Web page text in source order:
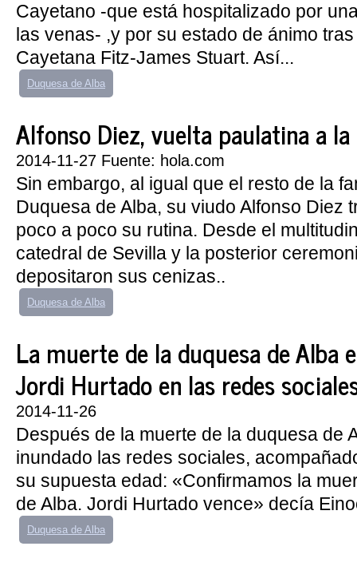
Cayetano -que está hospitalizado por
las venas- ,y por su estado de ánimo
Cayetana Fitz-James Stuart. Así...
Duquesa de Alba
Alfonso Diez, vuelta paulatina a
2014-11-27 Fuente: hola.com
Sin embargo, al igual que el resto de la
Duquesa de Alba, su viudo Alfonso Diez
poco a poco su rutina. Desde el
catedral de Sevilla y la posterior
depositaron sus cenizas..
Duquesa de Alba
La muerte de la duquesa de Alba
Jordi Hurtado en las redes
2014-11-26
Después de la muerte de la duquesa de
inundado las redes sociales,
su supuesta edad: «Confirmamos la
de Alba. Jordi Hurtado vence» decía
Duquesa de Alba